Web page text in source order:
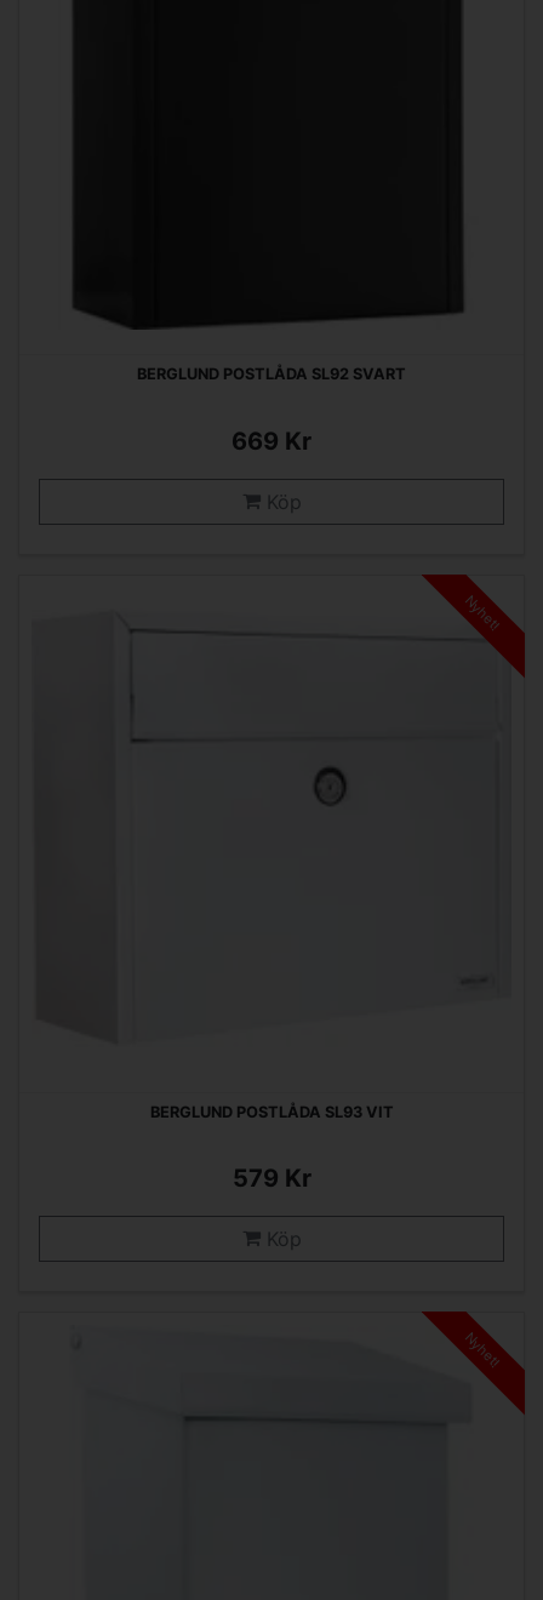
BERGLUND POSTLÅDA SL92 SVART
669 Kr
Köp
Nyhet!
BERGLUND POSTLÅDA SL93 VIT
579 Kr
Köp
Nyhet!